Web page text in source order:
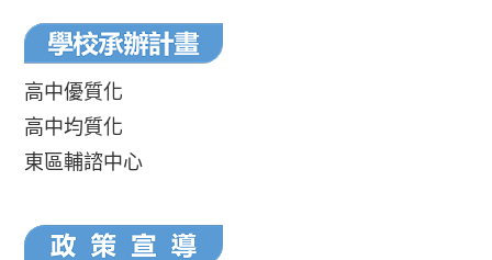
高中優質化
高中均質化
東區輔諮中心